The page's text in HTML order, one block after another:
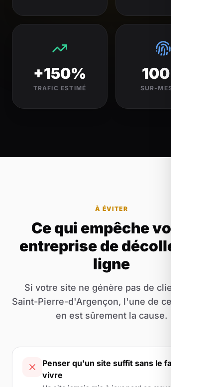
+150%
TRAFIC ESTIMÉ
100%
SUR-MESURE
À ÉVITER
Ce qui empêche votre
entreprise de décoller en
ligne
Si votre site ne génère pas de clients de
Saint-Pierre-d'Argençon, l'une de ces erreurs
en est sûrement la cause.
Penser qu'un site suffit sans le faire
vivre